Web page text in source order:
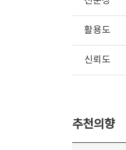
활용도
신뢰도
추천의향